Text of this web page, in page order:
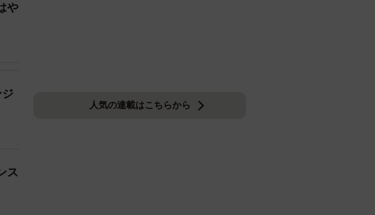
や
ジ
ス
人気の連載はこちらから